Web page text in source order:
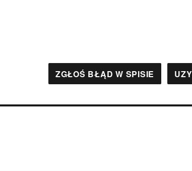
ZGŁOŚ BŁĄD W SPISIE